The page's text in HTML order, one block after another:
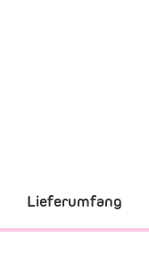
Lieferumfang